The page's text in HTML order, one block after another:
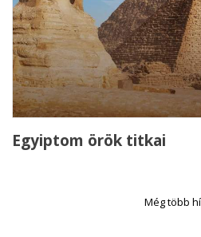
Egyiptom örök titkai
Még több